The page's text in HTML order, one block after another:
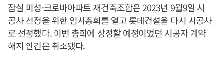
잠실 미성·크로바아파트 재건축조합은 2023년 9월9일 시
공사 선정을 위한 임시총회를 열고 롯데건설을 다시 시공사
로 선정했다. 이번 총회에 상정할 예정이었던 시공자 계약
해지 안건은 취소됐다.